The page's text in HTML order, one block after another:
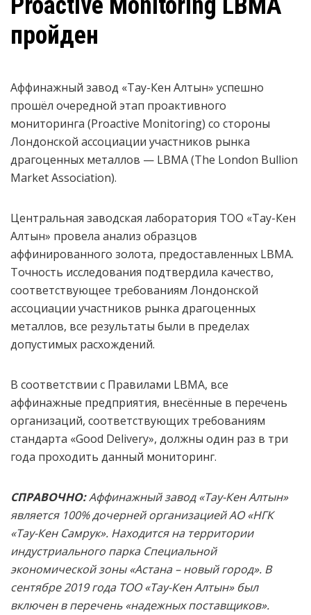
пройден
Аффинажный завод «Тау-Кен Алтын» успешно
прошёл очередной этап проактивного
мониторинга (Proactive Monitoring) со стороны
Лондонской ассоциации участников рынка
драгоценных металлов — LBMA (The London Bullion
Market Association).
Центральная заводская лаборатория ТОО «Тау-Кен
Алтын» провела анализ образцов
аффинированного золота, предоставленных LBMA.
Точность исследования подтвердила качество,
соответствующее требованиям Лондонской
ассоциации участников рынка драгоценных
металлов, все результаты были в пределах
допустимых расхождений.
В соответствии с Правилами LBMA, все
аффинажные предприятия, внесённые в перечень
организаций, соответствующих требованиям
стандарта «Good Delivery», должны один раз в три
года проходить данный мониторинг.
СПРАВОЧНО:Аффинажный завод «Тау-Кен Алтын»
является 100% дочерней организацией АО «НГК
«Тау-Кен Самрук». Находится на территории
индустриального парка Специальной
экономической зоны «Астана – новый город». В
сентябре 2019 года ТОО «Тау-Кен Алтын»был
включен в перечень «надежных поставщиков».